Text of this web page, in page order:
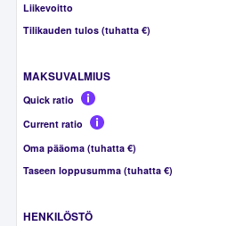
Liikevoitto
Tilikauden tulos (tuhatta €)
MAKSUVALMIUS
Quick ratio
Current ratio
Oma pääoma (tuhatta €)
Taseen loppusumma (tuhatta €)
HENKILÖSTÖ